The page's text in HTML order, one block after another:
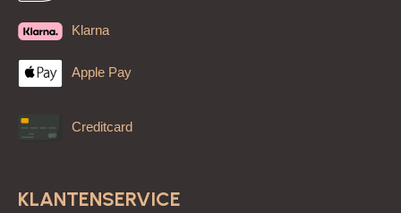
Klarna
Apple Pay
Creditcard
KLANTENSERVICE